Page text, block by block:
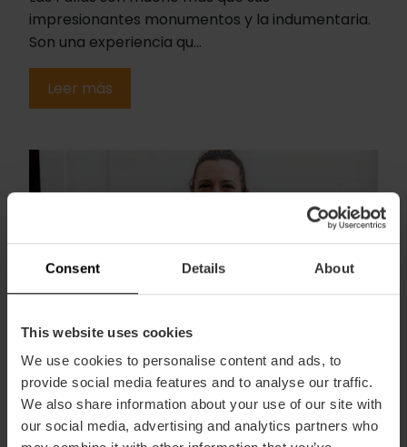
Consent Details About
This website uses cookies
We use cookies to personalise content and ads, to
provide social media features and to analyse our traffic.
We also share information about your use of our site with
our social media, advertising and analytics partners who
impresionantes monumentos y la indumentaria.
Son una experiencia qu...
Leer más
RESTAURANTES
La Salita resplandece, nuevo
restaurante Tres Soles Repsol 2024